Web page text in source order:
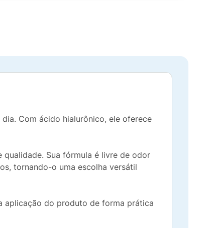
Com ácido hialurônico, ele oferece
Sua fórmula é livre de odor
tornando-o uma escolha versátil
aplicação do produto de forma prática